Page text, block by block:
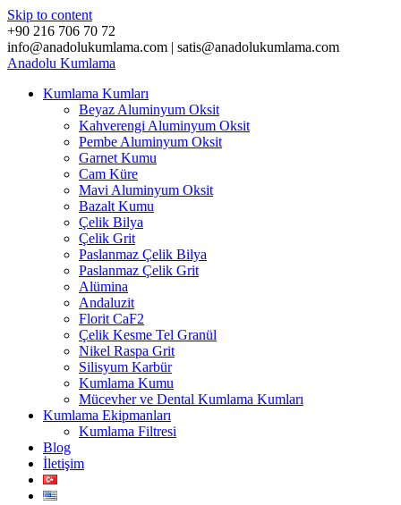
Skip to content
+90 216 706 70 72
info@anadolukumlama.com | satis@anadolukumlama.com
Anadolu Kumlama
Kumlama Kumları
Beyaz Aluminyum Oksit
Kahverengi Aluminyum Oksit
Pembe Aluminyum Oksit
Garnet Kumu
Cam Küre
Mavi Aluminyum Oksit
Bazalt Kumu
Çelik Bilya
Çelik Grit
Paslanmaz Çelik Bilya
Paslanmaz Çelik Grit
Alümina
Andaluzit
Florit CaF2
Çelik Kesme Tel Granül
Nikel Raspa Grit
Silisyum Karbür
Kumlama Kumu
Mücevher ve Dental Kumlama Kumları
Kumlama Ekipmanları
Kumlama Filtresi
Blog
İletişim